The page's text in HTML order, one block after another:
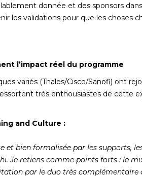
donnée et des sponsors
les validations pour que les choses
l’impact réel du programme
variés (Thales/Cisco/Sanofi) ont
très enthousiastes de cette
and Culture :
bien formalisée par les supports,
Je retiens comme points forts : le
par le duo très complémentaire